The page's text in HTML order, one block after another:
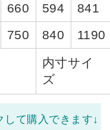
660 594
841
750 840 1190
内寸サイ
ズ
して購入できます↓